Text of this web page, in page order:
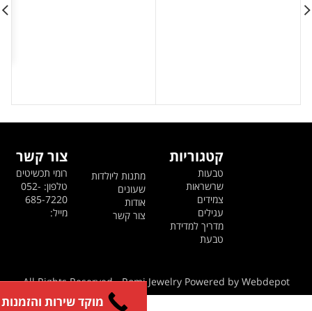
צור קשר
רומי תכשיטים
טלפון: 052-
685-7220
מייל:
מתנות ליולדות
שעונים
אודות
צור קשר
קטגוריות
טבעות
שרשראות
צמידים
עגילים
מדריך למדידת
טבעת
All Rights Reserved - Romi Jewelry Powered by Webdepot
מוקד שירות והזמנות